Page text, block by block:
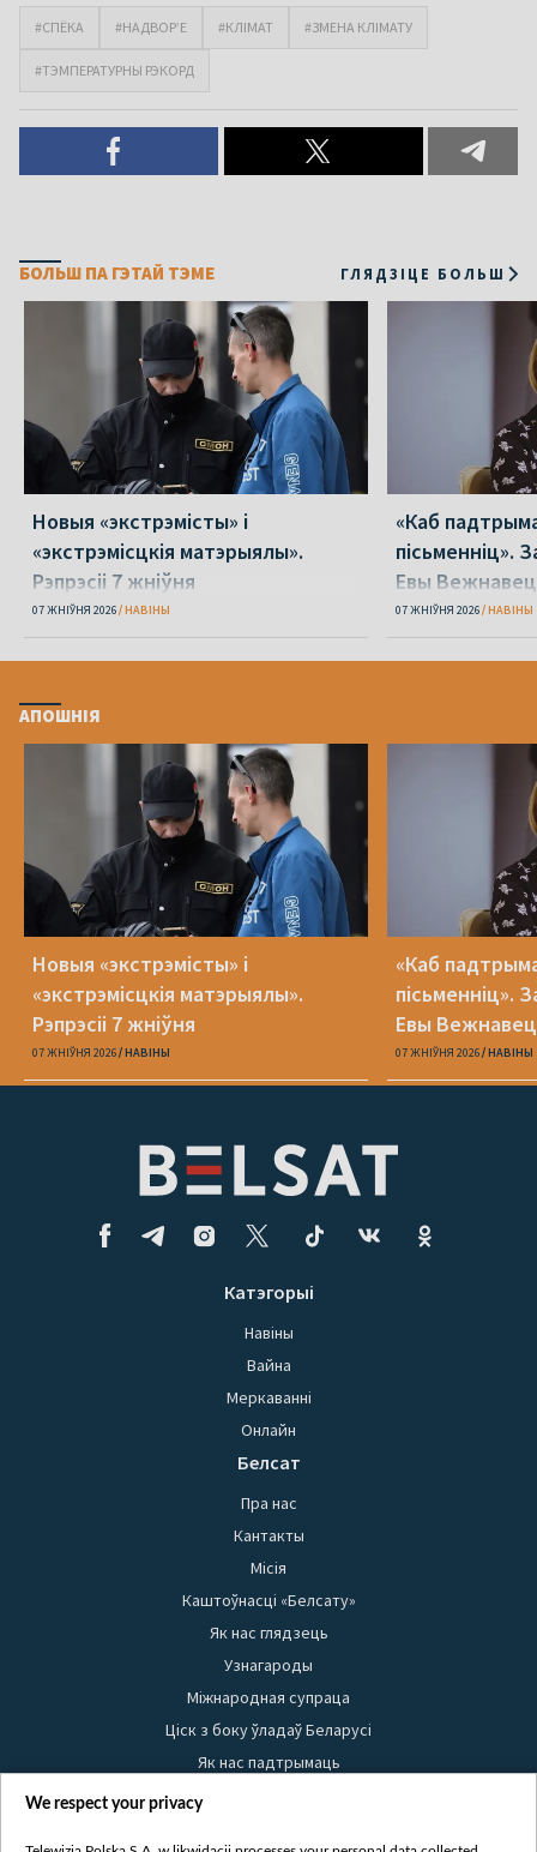
#СПЁКА #НАДВОР’Е #КЛІМАТ #ЗМЕНА КЛІМАТУ
#ТЭМПЕРАТУРНЫ РЭКОРД
БОЛЬШ ПА ГЭТАЙ ТЭМЕ ГЛЯДЗІЦЕ БОЛЬШ
Новыя «экстрэмісты» і
«экстрэмісцкія матэрыялы».
Рэпрэсіі 7 жніўня
07 ЖНІЎНЯ 2026 НАВІНЫ
«Каб
пісьменніц».
Евы Вежнавец
07 ЖНІЎНЯ 2026 НАВІНЫ
АПОШНІЯ
Новыя «экстрэмісты» і
«экстрэмісцкія матэрыялы».
Рэпрэсіі 7 жніўня
07 ЖНІЎНЯ 2026 НАВІНЫ
«Каб
пісьменніц».
Евы Вежнавец
07 ЖНІЎНЯ 2026 НАВІНЫ
Катэгорыі
Навіны
Вайна
Меркаванні
Онлайн
Белсат
Пра нас
Кантакты
Місія
Каштоўнасці «Белсату»
Як нас глядзець
Узнагароды
Міжнародная супраца
Ціск з боку ўладаў Беларусі
Як нас падтрымаць
Правілы выкарыстання матэрыялаў
We respect your privacy